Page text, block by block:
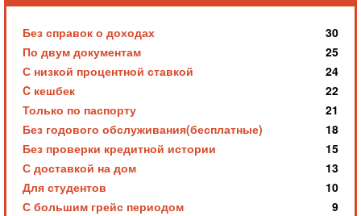
Без справок о доходах
30
По двум документам
25
С низкой процентной ставкой
24
C кешбек
22
Только по паспорту
21
Без годового обслуживания(бесплатные)
18
Без проверки кредитной истории
15
С доставкой на дом
13
Для студентов
10
С большим грейс периодом
9